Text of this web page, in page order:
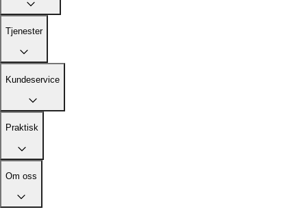
Klær
Reise
Tilbehør
Tips og triks
Alle artikler
Klær
Reise
Tilbehør
Tips og triks
Målsøm
Tjenester
Kundeservice
Praktisk
Om oss